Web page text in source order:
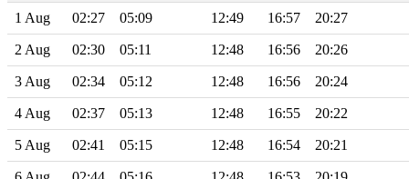
1 Aug 02:27 05:09 12:49 16:57 20:27
2 Aug 02:30 05:11 12:48 16:56 20:26
3 Aug 02:34 05:12 12:48 16:56 20:24
4 Aug 02:37 05:13 12:48 16:55 20:22
5 Aug 02:41 05:15 12:48 16:54 20:21